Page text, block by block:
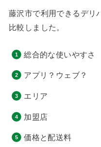
藤沢市で利用できるデリ
比較しました。
総合的な使いやすさ
アプリ？ウェブ？
エリア
加盟店
価格と配送料